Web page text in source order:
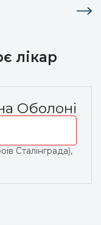
лікар
Оболоні
Сталінграда),